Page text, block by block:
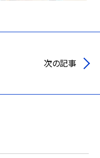
次の記事